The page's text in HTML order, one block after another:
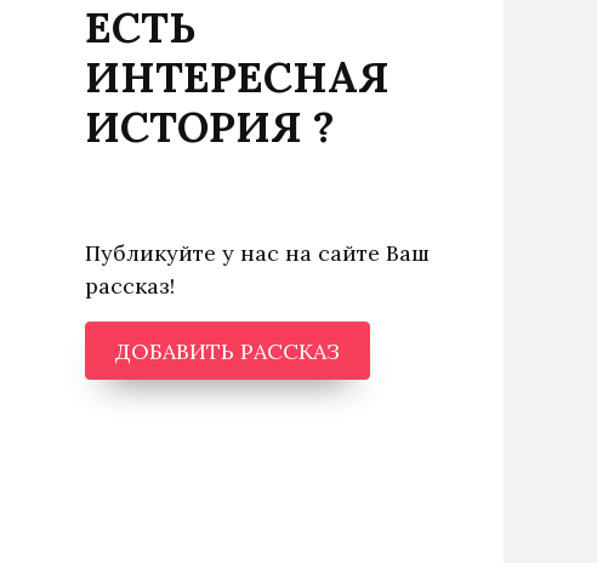
ЕСТЬ
ИНТЕРЕСНАЯ
ИСТОРИЯ ?
Публикуйте у нас на сайте Ваш
рассказ!
ДОБАВИТЬ РАССКАЗ